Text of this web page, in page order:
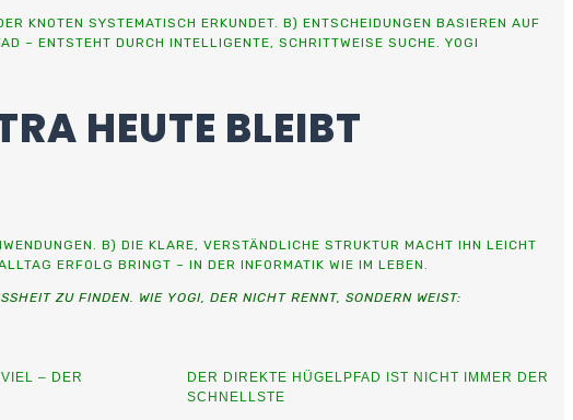
KNOTEN SYSTEMATISCH ERKUNDET. B) ENTSCHEIDUNGEN BASIEREN AUF
– ENTSTEHT DURCH INTELLIGENTE, SCHRITTWEISE SUCHE. YOGI
HEUTE BLEIBT
B) DIE KLARE, VERSTÄNDLICHE STRUKTUR MACHT IHN LEICHT
ERFOLG BRINGT – IN DER INFORMATIK WIE IM LEBEN.
ZU FINDEN. WIE YOGI, DER NICHT RENNT, SONDERN WEIST:
– DER
DER DIREKTE HÜGELPFAD IST NICHT IMMER DER
SCHNELLSTE